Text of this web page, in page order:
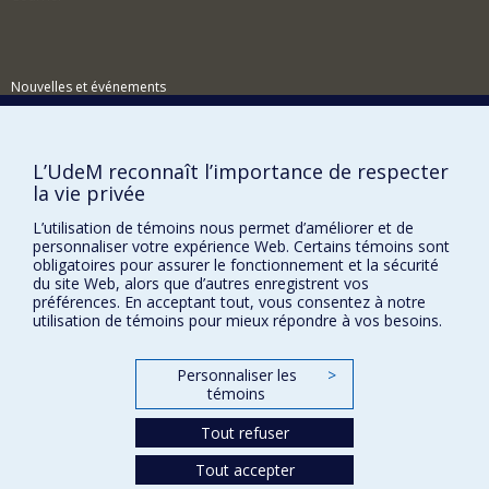
Nouvelles et événements
BESOIN D'AIDE?
Plan du site
Signaler une erreur
Accessibilité
FACULTÉ DES ARTS ET DES SCIENCES
Nos centres d'études
L’UdeM reconnaît l’importance de respecter
la vie privée
L’utilisation de témoins nous permet d’améliorer et de
personnaliser votre expérience Web. Certains témoins sont
obligatoires pour assurer le fonctionnement et la sécurité
du site Web, alors que d’autres enregistrent vos
préférences. En acceptant tout, vous consentez à notre
utilisation de témoins pour mieux répondre à vos besoins.
Personnaliser les
témoins
>
Tout refuser
Tout accepter